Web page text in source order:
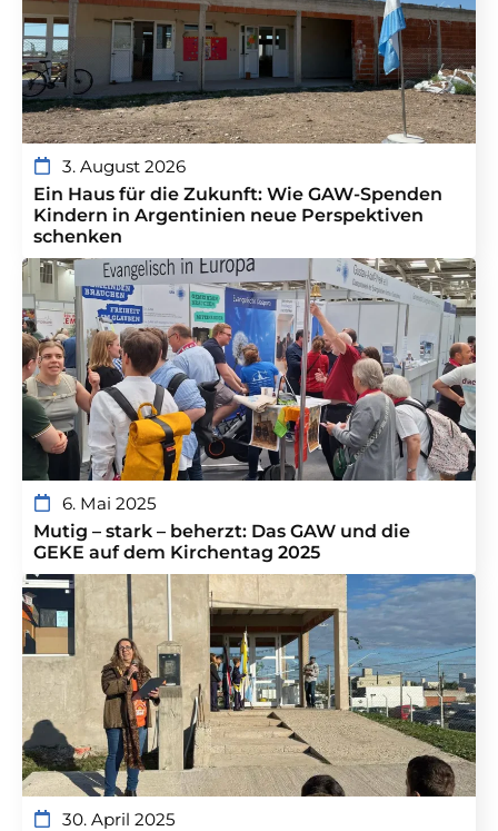
3. August 2026
Ein Haus für die Zukunft: Wie GAW-Spenden
Kindern in Argentinien neue Perspektiven
schenken
6. Mai 2025
Mutig – stark – beherzt: Das GAW und die
GEKE auf dem Kirchentag 2025
30. April 2025